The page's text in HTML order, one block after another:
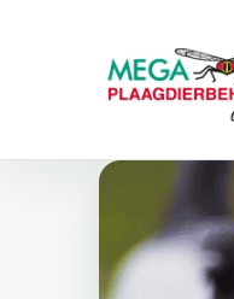
Skip to main content